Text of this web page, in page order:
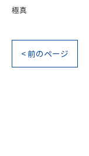
極真
< 前のページ